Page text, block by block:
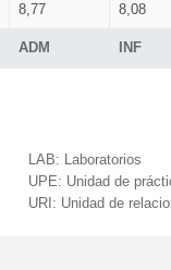
ADM INF
8,77 8,08
LAB: Laboratorios
UPE: Unidad de
URI: Unidad de